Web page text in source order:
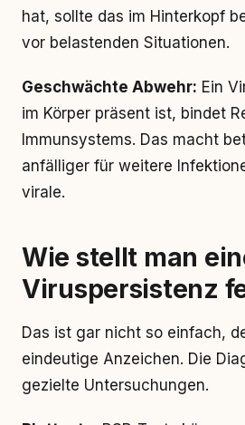
hat, sollte das im Hinterkopf
vor belastenden Situationen.
Geschwächte Abwehr: Ein
im Körper präsent ist, bindet
Immunsystems. Das macht
anfälliger für weitere
virale.
Wie stellt man
Viruspersistenz
Das ist gar nicht so einfach,
eindeutige Anzeichen. Die
gezielte Untersuchungen.